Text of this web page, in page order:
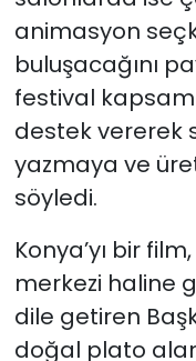
animasyon
buluşacağını
festival
destek vererek
yazmaya ve
söyledi.
Konya’yı bir
merkezi haline
dile getiren
doğal plato